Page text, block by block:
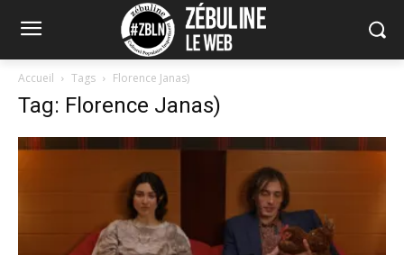
Accueil Tags Florence Janas)
Tag: Florence Janas)